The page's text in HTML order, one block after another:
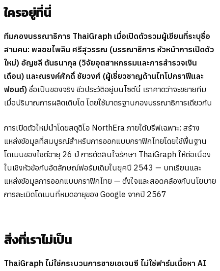
ใครอยู่ที่นี่
ทีมกองบรรณาธิการ ThaiGraph เมื่อเปิดตัวรวมผู้เขียนที่ระบุชื่อ
สามคน: พลอยไพลิน ศรีสุวรรณ (บรรณาธิการ หัวหน้าการเปิดตัว
ใหม่) อัญชลี ตันธนากุล (วิจัยอุตสาหกรรมและการสำรวจเงิน
เดือน) และณรงค์ศักดิ์ ชัยวงศ์ (ผู้เชี่ยวชาญด้านไทโปกราฟีและ
ฟอนต์) ชื่อเป็นของจริง ชีวประวัติอยู่บนไซต์นี้ เราคาดว่าจะขยายทีม
เมื่อปริมาณการผลิตเติบโต โดยใช้มาตรฐานกองบรรณาธิการเดียวกัน
การเปิดตัวใหม่นำโดยสตูดิโอ NorthEra ภายใต้บรีฟเฉพาะ: สร้าง
แหล่งข้อมูลที่สมบูรณ์สำหรับการออกแบบกราฟิกไทยโดยใช้พื้นฐาน
โดเมนของไซต์อายุ 26 ปี การตัดสินใจรักษา ThaiGraph ให้ต่อเนื่อง
ในเชิงหัวข้อกับอัตลักษณ์ฟอรัมเดิมในยุคปี 2543 — บทเรียนและ
แหล่งข้อมูลการออกแบบกราฟิกไทย — ตั้งใจและสอดคล้องกับนโยบาย
การละเมิดโดเมนที่หมดอายุของ Google จากปี 2567
สิ่งที่เราไม่เป็น
ThaiGraph ไม่ใช่กระบวนการขายเอเจนซี ไม่ใช่ฟาร์มเนื้อหา AI